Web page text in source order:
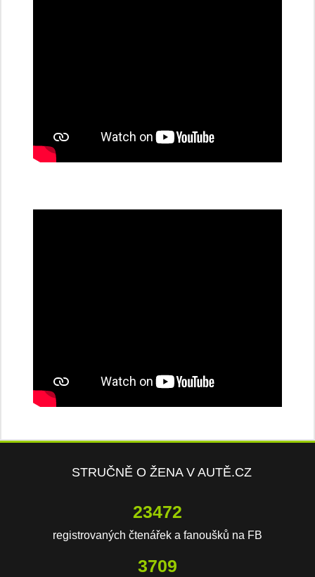
STRUČNĚ O ŽENA V AUTĚ.CZ
23472
registrovaných čtenářek a fanoušků na FB
3709